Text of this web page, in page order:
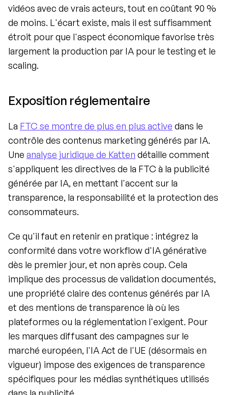
vidéos avec de vrais acteurs, tout en coûtant 90 %
de moins. L'écart existe, mais il est suffisamment
étroit pour que l'aspect économique favorise très
largement la production par IA pour le testing et le
scaling.
Exposition réglementaire
La FTC se montre de plus en plus active dans le
contrôle des contenus marketing générés par IA.
Une analyse juridique de Katten détaille comment
s'appliquent les directives de la FTC à la publicité
générée par IA, en mettant l'accent sur la
transparence, la responsabilité et la protection des
consommateurs.
Ce qu'il faut en retenir en pratique : intégrez la
conformité dans votre workflow d'IA générative
dès le premier jour, et non après coup. Cela
implique des processus de validation documentés,
une propriété claire des contenus générés par IA
et des mentions de transparence là où les
plateformes ou la réglementation l'exigent. Pour
les marques diffusant des campagnes sur le
marché européen, l'IA Act de l'UE (désormais en
vigueur) impose des exigences de transparence
spécifiques pour les médias synthétiques utilisés